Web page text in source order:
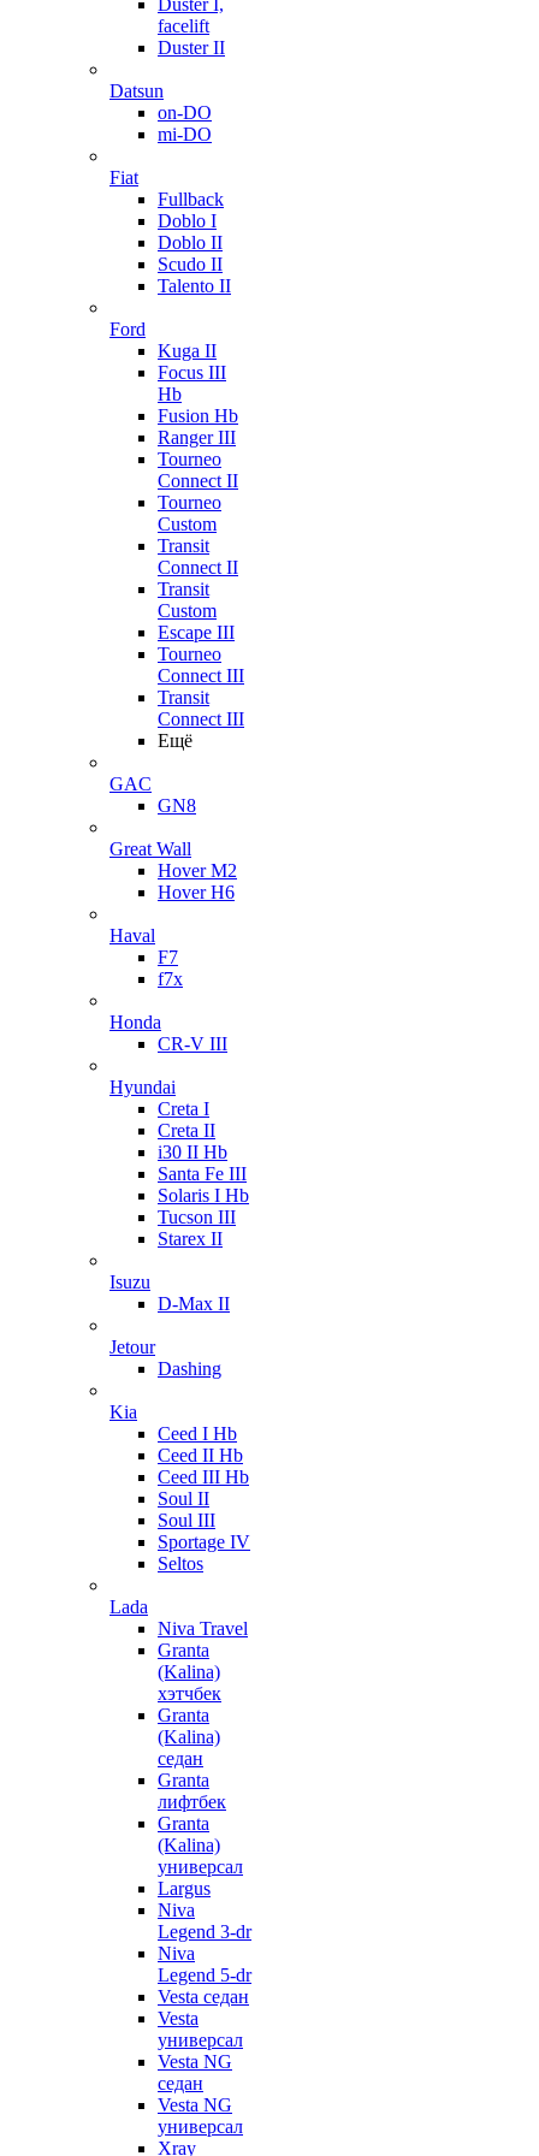
Duster I,
facelift
Duster II
Datsun
on-DO
mi-DO
Fiat
Fullback
Doblo I
Doblo II
Scudo II
Talento II
Ford
Kuga II
Focus III
Hb
Fusion Hb
Ranger III
Tourneo
Connect II
Tourneo
Custom
Transit
Connect II
Transit
Custom
Escape III
Tourneo
Connect III
Transit
Connect III
Ещё
GAC
GN8
Great Wall
Hover M2
Hover H6
Haval
F7
f7x
Honda
CR-V III
Hyundai
Creta I
Creta II
i30 II Hb
Santa Fe III
Solaris I Hb
Tucson III
Starex II
Isuzu
D-Max II
Jetour
Dashing
Kia
Ceed I Hb
Ceed II Hb
Ceed III Hb
Soul II
Soul III
Sportage IV
Seltos
Lada
Niva Travel
Granta
(Kalina)
хэтчбек
Granta
(Kalina)
седан
Granta
лифтбек
Granta
(Kalina)
универсал
Largus
Niva
Legend 3-dr
Niva
Legend 5-dr
Vesta седан
Vesta
универсал
Vesta NG
седан
Vesta NG
универсал
Xray